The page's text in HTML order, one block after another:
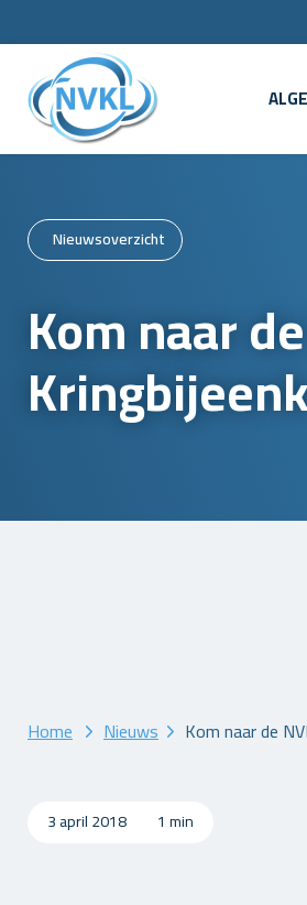
Nieuwsoverzicht
Kom naar
Home Nieuws Kom naar de
3 april 2018 1 min